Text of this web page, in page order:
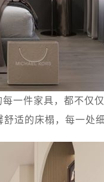
一件家具，都不仅
适的床榻，每一处